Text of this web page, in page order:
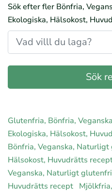
Sök efter fler Bönfria,
Ekologiska, Hälsokost,
Glutenfria, Bönfria,
Ekologiska, Hälsokost,
Bönfria, Veganska,
Hälsokost, Huvudrätts
Veganska, Naturligt
Huvudrätts recept